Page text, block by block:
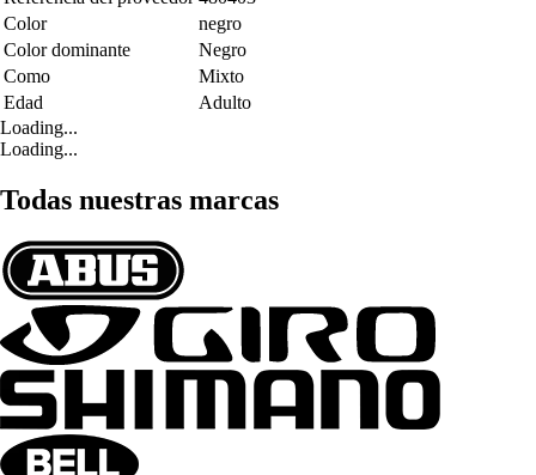
Color
negro
Color dominante
Negro
Como
Mixto
Edad
Adulto
Loading...
Loading...
Todas nuestras marcas